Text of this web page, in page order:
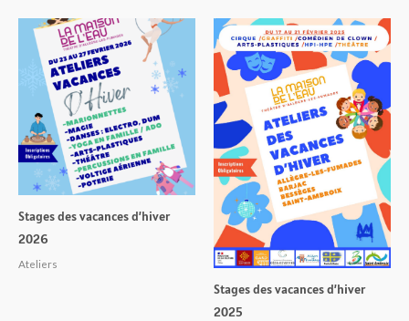
Stages des vacances d’hiver
2026
Ateliers
Stages des vacances d’hiver
2025